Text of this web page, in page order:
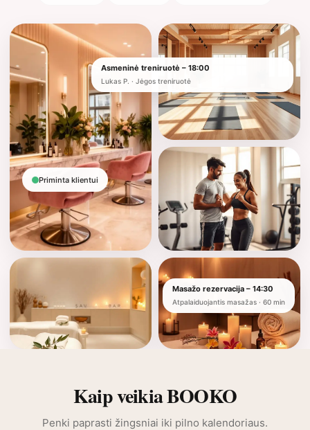
Asmeninė treniruotė – 18:00
Lukas P. · Jėgos treniruotė
Priminta klientui
Masažo rezervacija – 14:30
Atpalaiduojantis masažas · 60 min
Kaip veikia BOOKO
Penki paprasti žingsniai iki pilno kalendoriaus.